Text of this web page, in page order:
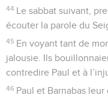
44 Le sabbat suivant,
écouter la parole du
45 En voyant tant de
jalousie. Ils
contredire Paul et à
46 Paul et Barnabas